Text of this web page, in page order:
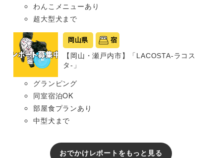
わんこメニューあり
超大型犬まで
岡山県 宿
【岡山・瀬戸内市】「LACOSTA-ラコス
タ-」
グランピング
同室宿泊OK
部屋食プランあり
中型犬まで
おでかけレポートをもっと見る